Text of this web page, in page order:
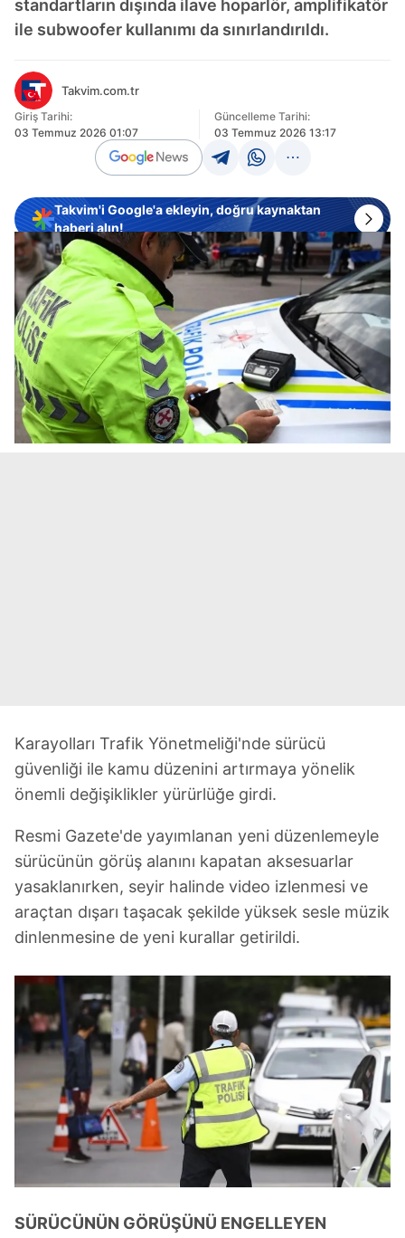
standartların dışında ilave hoparlör, amplifikatör
ile subwoofer kullanımı da sınırlandırıldı.
Takvim.com.tr
Giriş Tarihi:
03 Temmuz 2026 01:07
Güncelleme Tarihi:
03 Temmuz 2026 13:17
Takvim'i Google'a ekleyin, doğru kaynaktan
haberi alın!
Karayolları Trafik Yönetmeliği'nde sürücü
güvenliği ile kamu düzenini artırmaya yönelik
önemli değişiklikler yürürlüğe girdi.
Resmi Gazete'de yayımlanan yeni düzenlemeyle
sürücünün görüş alanını kapatan aksesuarlar
yasaklanırken, seyir halinde video izlenmesi ve
araçtan dışarı taşacak şekilde yüksek sesle müzik
dinlenmesine de yeni kurallar getirildi.
SÜRÜCÜNÜN GÖRÜŞÜNÜ ENGELLEYEN